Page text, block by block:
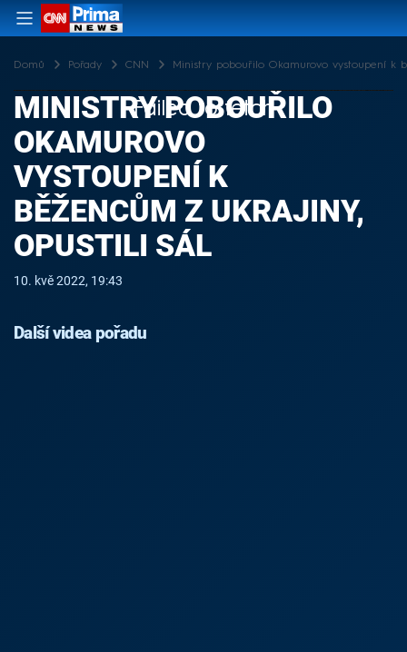
Domů Pořady CNN Ministry pobouřilo Okamurovo vystoupení k
Failed to fetch
MINISTRY POBOUŘILO
OKAMUROVO
VYSTOUPENÍ K
BĚŽENCŮM Z UKRAJINY,
OPUSTILI SÁL
10. kvě 2022, 19:43
Další videa pořadu